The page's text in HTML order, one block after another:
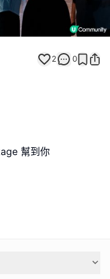
2 0
幫到你